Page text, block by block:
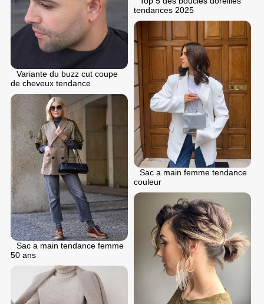
tendances 2025
Variante du buzz cut coupe
de cheveux tendance
Sac a main femme tendance
couleur
Sac a main tendance femme
50 ans